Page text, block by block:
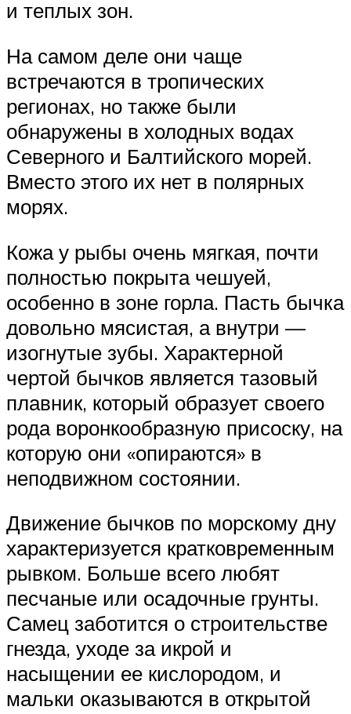
и теплых зон.
На самом деле они чаще
встречаются в тропических
регионах, но также были
обнаружены в холодных водах
Северного и Балтийского морей.
Вместо этого их нет в полярных
морях.
Кожа у рыбы очень мягкая, почти
полностью покрыта чешуей,
особенно в зоне горла. Пасть бычка
довольно мясистая, а внутри —
изогнутые зубы. Характерной
чертой бычков является тазовый
плавник, который образует своего
рода воронкообразную присоску, на
которую они «опираются» в
неподвижном состоянии.
Движение бычков по морскому дну
характеризуется кратковременным
рывком. Больше всего любят
песчаные или осадочные грунты.
Самец заботится о строительстве
гнезда, уходе за икрой и
насыщении ее кислородом, и
мальки оказываются в открытой